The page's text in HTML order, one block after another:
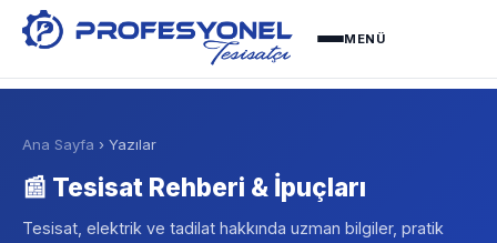
MENÜ
Ana Sayfa › Yazılar
📰 Tesisat Rehberi & İpuçları
Tesisat, elektrik ve tadilat hakkında uzman bilgiler, pratik